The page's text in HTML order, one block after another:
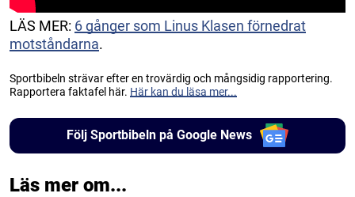
LÄS MER: 6 gånger som Linus Klasen förnedrat
motståndarna.
Sportbibeln strävar efter en trovärdig och mångsidig rapportering.
Rapportera faktafel här. Här kan du läsa mer...
Följ Sportbibeln på Google News
Läs mer om...